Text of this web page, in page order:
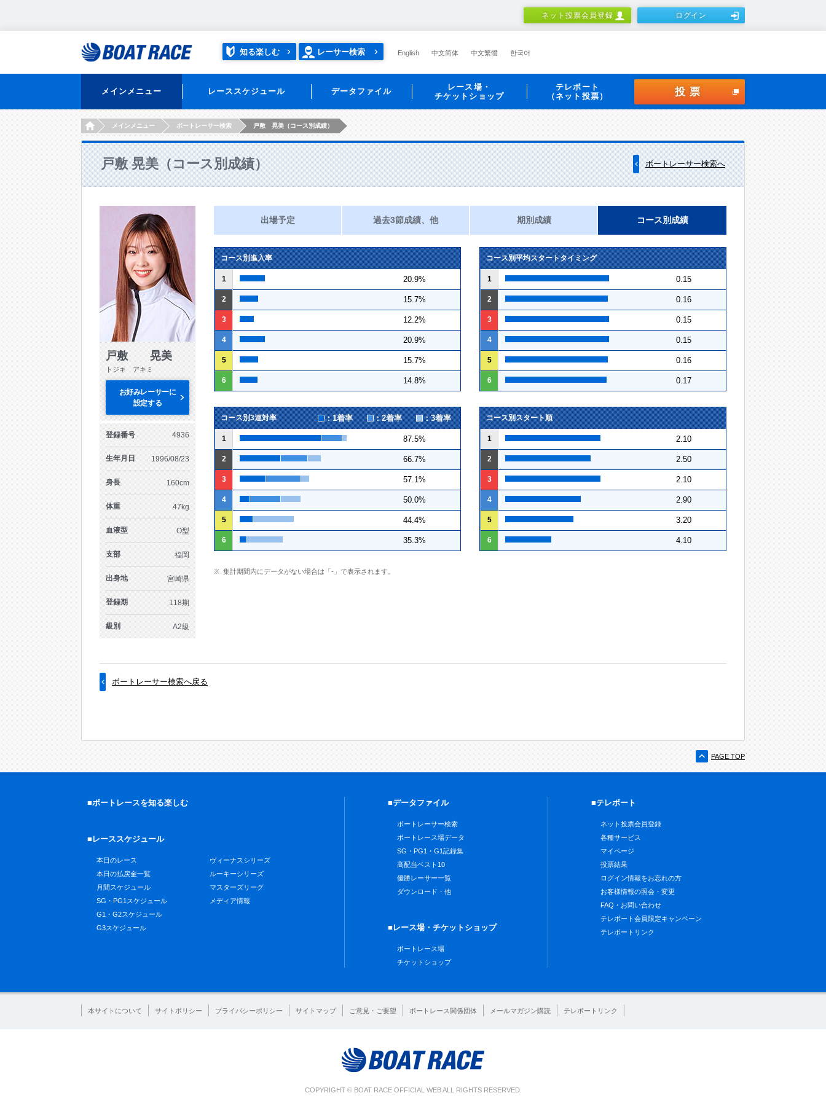
ネット投票会員登録 ログイン
知る楽しむ レーサー検索 English 中文简体 中文繁體 한국어
メインメニュー レーススケジュール データファイル
レース場・
チケットショップ
テレボート
（ネット投票）
投票
HOMEメインメニュー ボートレーサー検索 戸敷 晃美（コース別成績）
戸敷 晃美（コース別成績） ボートレーサー検索へ
戸敷 晃美
トジキ アキミ
お好みレーサーに
設定する
登録番号 4936
生年月日 1996/08/23
身長 160cm
体重 47kg
血液型 O型
支部 福岡
出身地 宮崎県
登録期 118期
級別 A2級
出場予定 過去3節成績、他 期別成績 コース別成績
コース別進入率
1 20.9%
2 15.7%
3 12.2%
4 20.9%
5 15.7%
6 14.8%
コース別3連対率 ：1着率 ：2着率 ：3着率
1 87.5%
2 66.7%
3 57.1%
4 50.0%
5 44.4%
6 35.3%
コース別平均スタートタイミング
1 0.15
2 0.16
3 0.15
4 0.15
5 0.16
6 0.17
コース別スタート順
1 2.10
2 2.50
3 2.10
4 2.90
5 3.20
6 4.10
集計期間内にデータがない場合は「-」で表示されます。
ボートレーサー検索へ戻る
PAGE TOP
■ボートレースを知る楽しむ
■レーススケジュール
本日のレース
本日の払戻金一覧
月間スケジュール
SG・PG1スケジュール
G1・G2スケジュール
G3スケジュール
ヴィーナスシリーズ
ルーキーシリーズ
マスターズリーグ
メディア情報
■データファイル
ボートレーサー検索
ボートレース場データ
SG・PG1・G1記録集
高配当ベスト10
優勝レーサー一覧
ダウンロード・他
■レース場・チケットショップ
ボートレース場
チケットショップ
■テレボート
ネット投票会員登録
各種サービス
マイページ
投票結果
ログイン情報をお忘れの方
お客様情報の照会・変更
FAQ・お問い合わせ
テレボート会員限定キャンペーン
テレボートリンク
本サイトについて サイトポリシー プライバシーポリシー サイトマップ ご意見・ご要望 ボートレース関係団体 メールマガジン購読 テレボートリンク
COPYRIGHT © BOAT RACE OFFICIAL WEB ALL RIGHTS RESERVED.